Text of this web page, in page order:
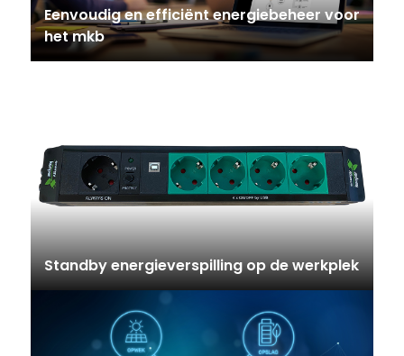
Eenvoudig en efficiënt energiebeheer voor
het mkb
Standby energieverspilling op de werkplek